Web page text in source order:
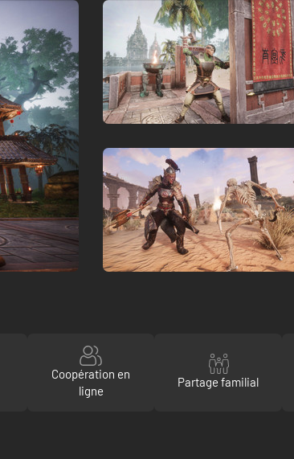
Coopération en
ligne
Partage familial